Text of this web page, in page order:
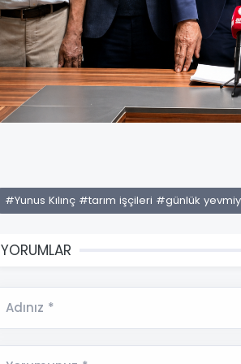
#Yunus Kılınç #tarım işçileri #günlük
YORUMLAR
Adınız *